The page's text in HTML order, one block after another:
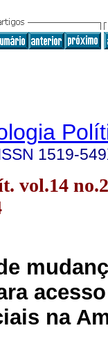
1519-
vol.14
na